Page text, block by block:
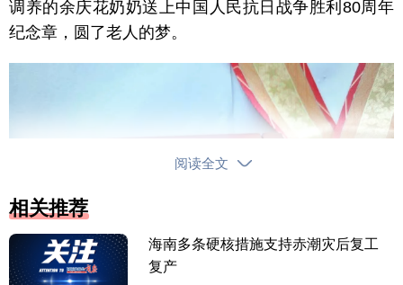
调养的余庆花奶奶送上中国人民抗日战争胜利80周年
纪念章，圆了老人的梦。
阅读全文
相关推荐
海南多条硬核措施支持赤潮灾后复工
复产